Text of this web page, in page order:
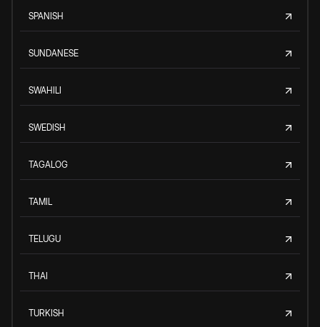
SPANISH
SUNDANESE
SWAHILI
SWEDISH
TAGALOG
TAMIL
TELUGU
THAI
TURKISH